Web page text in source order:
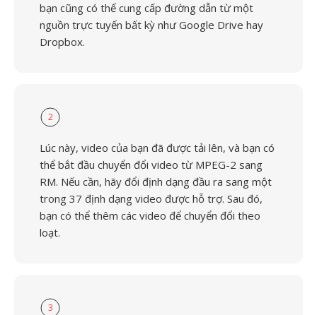
bạn cũng có thể cung cấp đường dẫn từ một
nguồn trực tuyến bất kỳ như Google Drive hay
Dropbox.
2
Lúc này, video của bạn đã được tải lên, và bạn có
thể bắt đầu chuyển đổi video từ MPEG-2 sang
RM. Nếu cần, hãy đổi định dạng đầu ra sang một
trong 37 định dạng video được hỗ trợ. Sau đó,
bạn có thể thêm các video để chuyển đổi theo
loạt.
3